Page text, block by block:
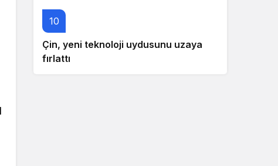
10
Çin, yeni teknoloji uydusunu uzaya
fırlattı